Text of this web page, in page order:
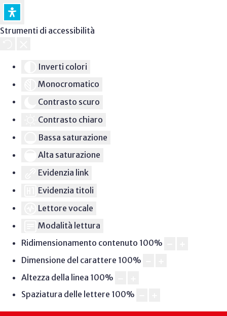
Strumenti di accessibilità
Inverti colori
Monocromatico
Contrasto scuro
Contrasto chiaro
Bassa saturazione
Alta saturazione
Evidenzia link
Evidenzia titoli
Lettore vocale
Modalità lettura
Ridimensionamento contenuto 100%
Dimensione del carattere 100%
Altezza della linea 100%
Spaziatura delle lettere 100%